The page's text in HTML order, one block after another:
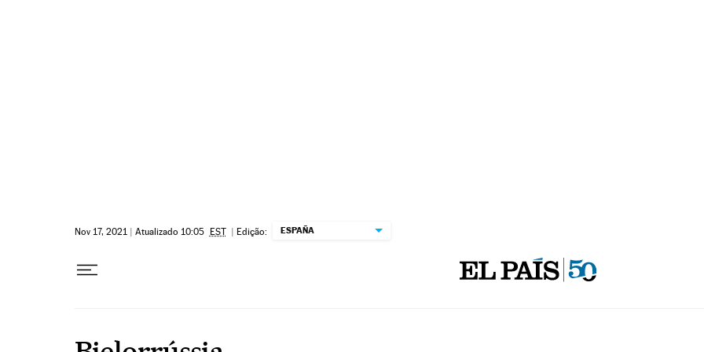
Nov 17, 2021 | Atualizado 10:05 EST | Edição: ESPAÑA